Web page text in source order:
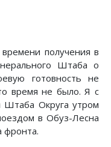
получения в
Штаба о
готовность не
время не было. Я с
Штаба Округа утром
в Обуз-Лесна
фронта.